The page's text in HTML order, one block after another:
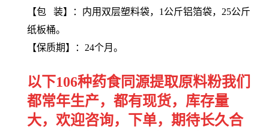
【包 装】：内用双层塑料袋，1公斤铝箔袋，25公斤
纸板桶。
【保质期】：24个月。
以下106种药食同源提取原料粉我们
都常年生产，都有现货，库存量
大，欢迎咨询，下单，期待长久合